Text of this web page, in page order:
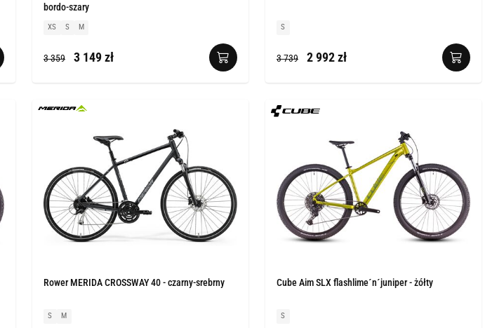
bordo-szary
XS S M
3 359 3 149 zł
S
3 739 2 992 zł
Rower MERIDA CROSSWAY 40 - czarny-srebrny
S M
Cube Aim SLX flashlime´n´juniper - żółty
S